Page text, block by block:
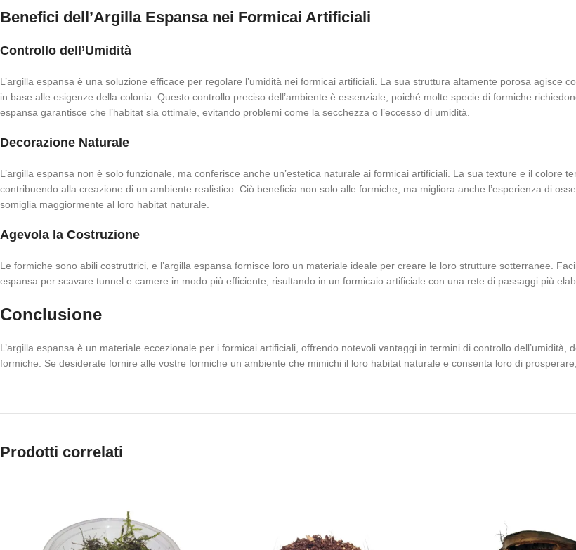
Benefici dell’Argilla Espansa nei Formicai Artificiali
Controllo dell’Umidità
L’argilla espansa è una soluzione efficace per regolare l’umidità nei formicai artificiali. La sua struttura altamente porosa agisce
in base alle esigenze della colonia. Questo controllo preciso dell’ambiente è essenziale, poiché molte specie di formiche
espansa garantisce che l’habitat sia ottimale, evitando problemi come la secchezza o l’eccesso di umidità.
Decorazione Naturale
L’argilla espansa non è solo funzionale, ma conferisce anche un’estetica naturale ai formicai artificiali. La sua texture e il colore
contribuendo alla creazione di un ambiente realistico. Ciò beneficia non solo alle formiche, ma migliora anche l’esperienza di
somiglia maggiormente al loro habitat naturale.
Agevola la Costruzione
Le formiche sono abili costruttrici, e l’argilla espansa fornisce loro un materiale ideale per creare le loro strutture sotterranee.
espansa per scavare tunnel e camere in modo più efficiente, risultando in un formicaio artificiale con una rete di passaggi più
Conclusione
L’argilla espansa è un materiale eccezionale per i formicai artificiali, offrendo notevoli vantaggi in termini di controllo
formiche. Se desiderate fornire alle vostre formiche un ambiente che mimichi il loro habitat naturale e consenta loro di
Prodotti correlati